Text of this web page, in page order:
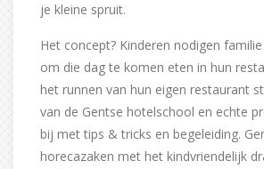
je kleine spruit.
Het concept? Kinderen nodigen
om die dag te komen eten in hun
het runnen van hun eigen restaurant
van de Gentse hotelschool en echte
bij met tips & tricks en begeleiding.
horecazaken met het kindvriendelijk